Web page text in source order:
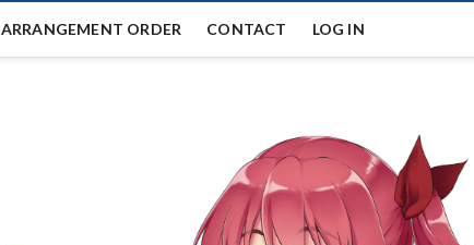
ARRANGEMENT ORDER CONTACT LOG IN